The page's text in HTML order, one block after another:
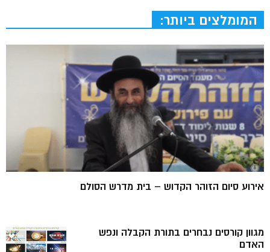
המומלצים ביותר:
אירוע סיום הזוהר הקדוש – בית מדרש הסולם
מגוון קורסים נבחרים בתורת הקבלה ונפש
האדם